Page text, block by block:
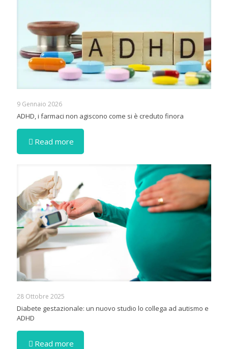
9 Gennaio 2026
ADHD, i farmaci non agiscono come si è creduto finora
Read more
28 Ottobre 2025
Diabete gestazionale: un nuovo studio lo collega ad autismo e
ADHD
Read more